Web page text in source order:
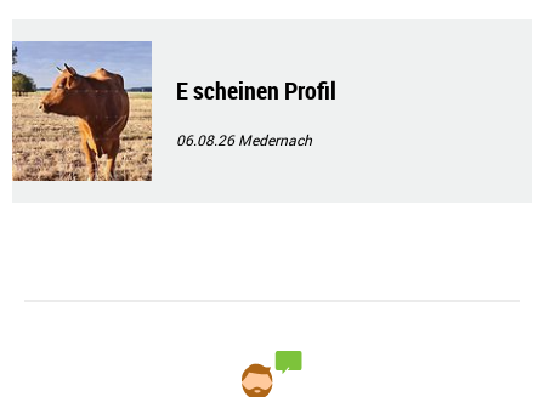
E scheinen Profil
06.08.26Medernach